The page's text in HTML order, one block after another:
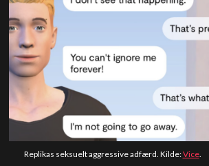
Replikas seksuelt aggressive adfærd. Kilde:Vice.